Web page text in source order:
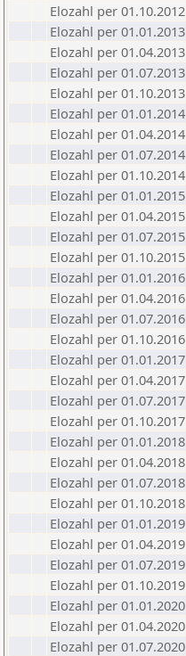
Elozahl per 01.10.2012
Elozahl per 01.01.2013
Elozahl per 01.04.2013
Elozahl per 01.07.2013
Elozahl per 01.10.2013
Elozahl per 01.01.2014
Elozahl per 01.04.2014
Elozahl per 01.07.2014
Elozahl per 01.10.2014
Elozahl per 01.01.2015
Elozahl per 01.04.2015
Elozahl per 01.07.2015
Elozahl per 01.10.2015
Elozahl per 01.01.2016
Elozahl per 01.04.2016
Elozahl per 01.07.2016
Elozahl per 01.10.2016
Elozahl per 01.01.2017
Elozahl per 01.04.2017
Elozahl per 01.07.2017
Elozahl per 01.10.2017
Elozahl per 01.01.2018
Elozahl per 01.04.2018
Elozahl per 01.07.2018
Elozahl per 01.10.2018
Elozahl per 01.01.2019
Elozahl per 01.04.2019
Elozahl per 01.07.2019
Elozahl per 01.10.2019
Elozahl per 01.01.2020
Elozahl per 01.04.2020
Elozahl per 01.07.2020